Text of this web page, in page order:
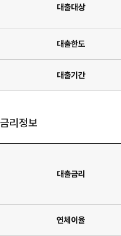
대출대상
대출한도
대출기간
금리정보
대출금리
연체이율